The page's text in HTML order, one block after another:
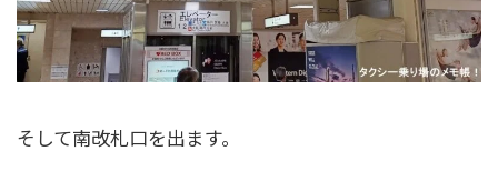
そして南改札口を出ます。